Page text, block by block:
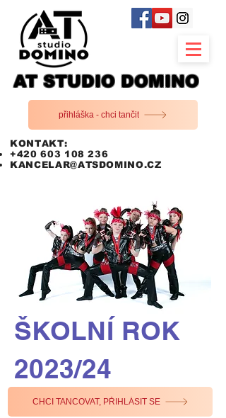
AT STUDIO DOMINO
KONTAKT:
+420 603 108 236
KANCELAR@ATSDOMINO.CZ
přihláška - chci tančit
ŠKOLNÍ ROK
2023/24
CHCI TANCOVAT, PŘIHLÁSIT SE